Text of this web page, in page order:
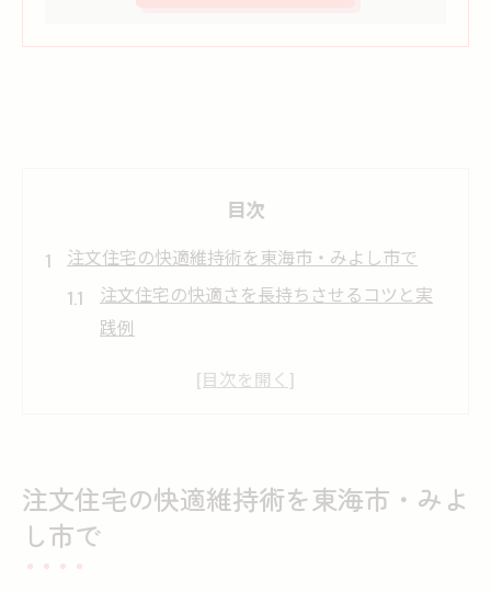
目次
注文住宅の快適維持術を東海市・みよし市で
注文住宅の快適さを長持ちさせるコツと実
践例
注文住宅の快適生活を支える点検習慣の作
り方
注文住宅の快適維持術を東海市・みよ
し市で